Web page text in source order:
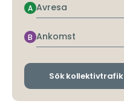
Avresa
A
Ankomst
B
Sök kollektivtrafik